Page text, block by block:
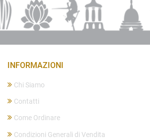
INFORMAZIONI
Chi Siamo
Contatti
Come Ordinare
Condizioni Generali di Vendita